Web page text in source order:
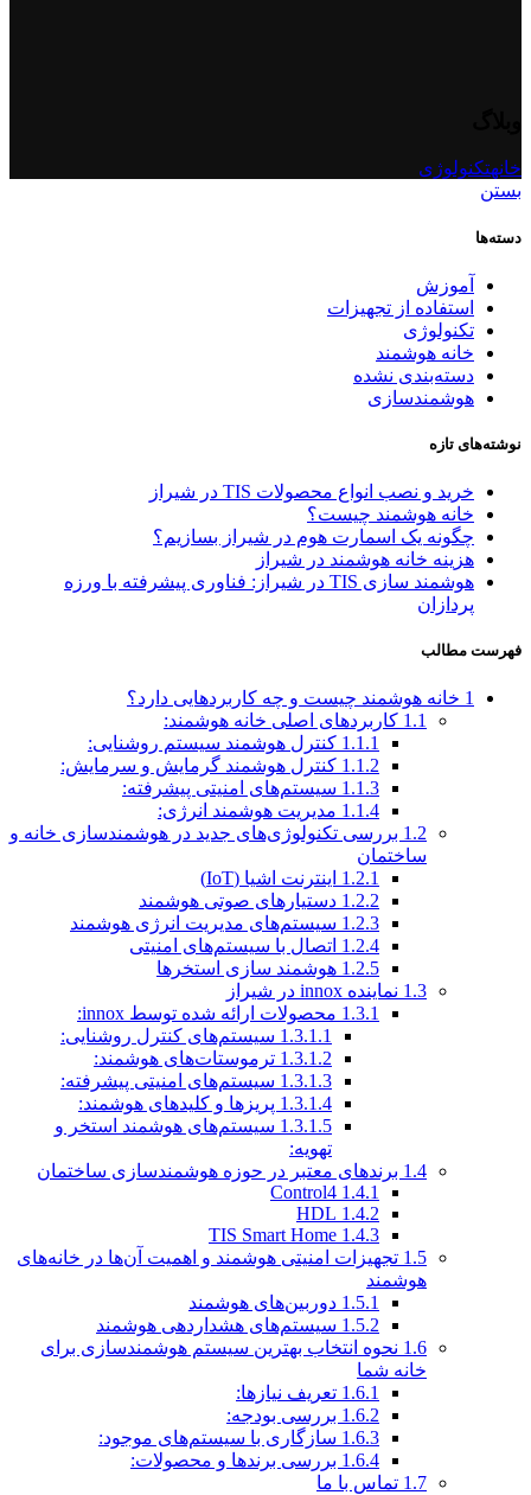
خانهتکنولوژی
بستن
دسته‌ها
آموزش
استفاده از تجهیزات
تکنولوژی
خانه هوشمند
دسته‌بندی نشده
هوشمندسازی
نوشته‌های تازه
خرید و نصب انواع محصولات TIS در شیراز
خانه هوشمند چیست؟
چگونه یک اسمارت هوم در شیراز بسازیم؟
هزینه خانه هوشمند در شیراز
هوشمند سازی TIS در شیراز: فناوری پیشرفته با ورزه
پردازان
فهرست مطالب
1 خانه هوشمند چیست و چه کاربردهایی دارد؟
1.1 کاربردهای اصلی خانه هوشمند:
1.1.1 کنترل هوشمند سیستم روشنایی:
1.1.2 کنترل هوشمند گرمایش و سرمایش:
1.1.3 سیستم‌های امنیتی پیشرفته:
1.1.4 مدیریت هوشمند انرژی:
1.2 بررسی تکنولوژی‌های جدید در هوشمندسازی خانه و
ساختمان
1.2.1 اینترنت اشیا (IoT)
1.2.2 دستیارهای صوتی هوشمند
1.2.3 سیستم‌های مدیریت انرژی هوشمند
1.2.4 اتصال با سیستم‌های امنیتی
1.2.5 هوشمند سازی استخرها
1.3 نماینده innox در شیراز
1.3.1 محصولات ارائه شده توسط innox:
1.3.1.1 سیستم‌های کنترل روشنایی:
1.3.1.2 ترموستات‌های هوشمند:
1.3.1.3 سیستم‌های امنیتی پیشرفته:
1.3.1.4 پریزها و کلیدهای هوشمند:
1.3.1.5 سیستم‌های هوشمند استخر و
تهویه:
1.4 برندهای معتبر در حوزه هوشمندسازی ساختمان
1.4.1
1.4.2
1.4.3
1.5 تجهیزات امنیتی هوشمند و اهمیت آن‌ها در خانه‌های
هوشمند
1.5.1 دوربین‌های هوشمند
1.5.2 سیستم‌های هشداردهی هوشمند
1.6 نحوه انتخاب بهترین سیستم هوشمندسازی برای
خانه شما
1.6.1 تعریف نیازها:
1.6.2 بررسی بودجه:
1.6.3 سازگاری با سیستم‌های موجود:
1.6.4 بررسی برندها و محصولات:
1.7 تماس با ما